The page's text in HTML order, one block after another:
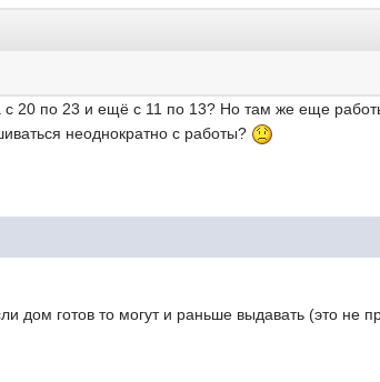
с 20 по 23 и ещё с 11 по 13? Но там же еще
неоднократно с работы?
дом готов то могут и раньше выдавать (это не